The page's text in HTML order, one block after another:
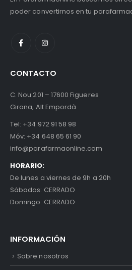
poder convertirnos en tu
CONTACTO
C. Nou 201 – 17600 Figueres
Girona, Alt Empordà
Tel: +34 972 91 58 98
Móv: +34 648 65 61 90
info@parafarmaonline.com
HORARIO:
De lunes a viernes de 9h a 20h
Sábados: CERRADO
Domingo: CERRADO
INFORMACIÓN
Sobre nosotros